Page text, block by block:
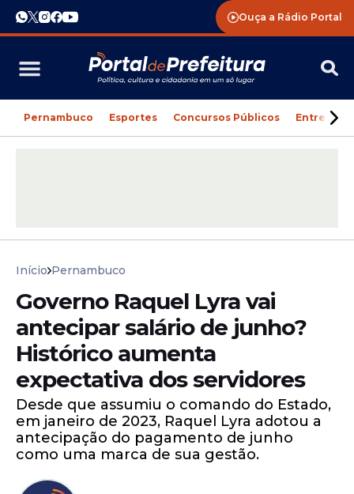
Ouça a Rádio Portal
Pernambuco Esportes Concursos Públicos
Início Pernambuco
Governo Raquel Lyra vai
antecipar salário de junho?
Histórico aumenta
expectativa dos servidores
Desde que assumiu o comando do Estado,
em janeiro de 2023, Raquel Lyra adotou a
antecipação do pagamento de junho
como uma marca de sua gestão.